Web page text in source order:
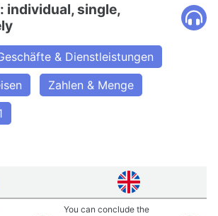
individual, single,
& Dienstleistungen
Zahlen & Menge
You can conclude the